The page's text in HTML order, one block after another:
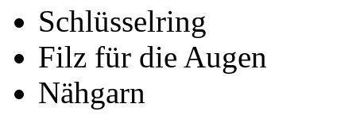
Schlüsselring
Filz für die Augen
Nähgarn